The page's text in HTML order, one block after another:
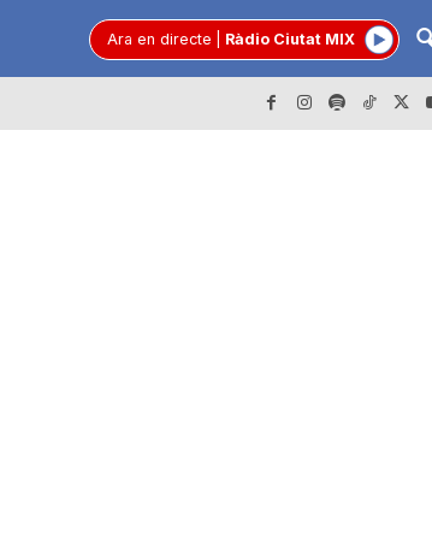
Ara en directe Ràdio Ciutat MIX